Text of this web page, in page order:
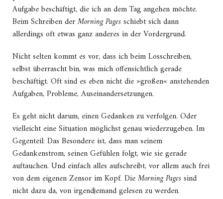
Aufgabe beschäftigt, die ich an dem Tag angehen möchte.
Beim Schreiben derMorning Pagesschiebt sich dann
allerdings oft etwas ganz anderes in der Vordergrund.
Nicht selten kommt es vor, dass ich beim Losschreiben,
selbst überrascht bin, was mich offensichtlich gerade
beschäftigt. Oft sind es eben nicht die »großen« anstehenden
Aufgaben, Probleme, Auseinandersetzungen.
Es geht nicht darum, einen Gedanken zu verfolgen. Oder
vielleicht eine Situation möglichst genau wiederzugeben. Im
Gegenteil: Das Besondere ist, dass man seinem
Gedankenstrom, seinen Gefühlen folgt, wie sie gerade
auftauchen. Und einfach alles aufschreibt, vor allem auch frei
von dem eigenen Zensor im Kopf. DieMorning Pagessind
nicht dazu da, von irgendjemand gelesen zu werden.